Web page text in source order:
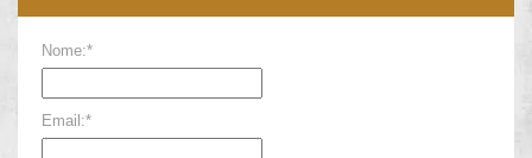
Nome:*
Email:*